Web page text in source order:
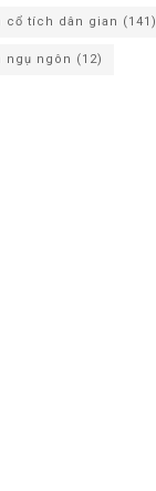
cổ tích dân gian (141)
ngụ ngôn (12)